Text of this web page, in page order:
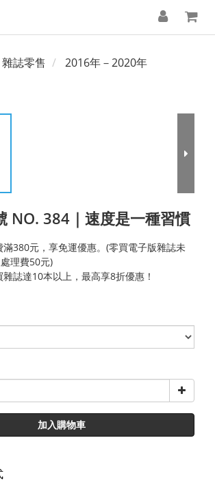
雜誌零售 2016年－2020年
NO. 384｜速度是一種習慣
380元，享免運優惠。(零買電子版雜誌未
理費50元)
誌達10本以上，最高享8折優惠！
加入購物車